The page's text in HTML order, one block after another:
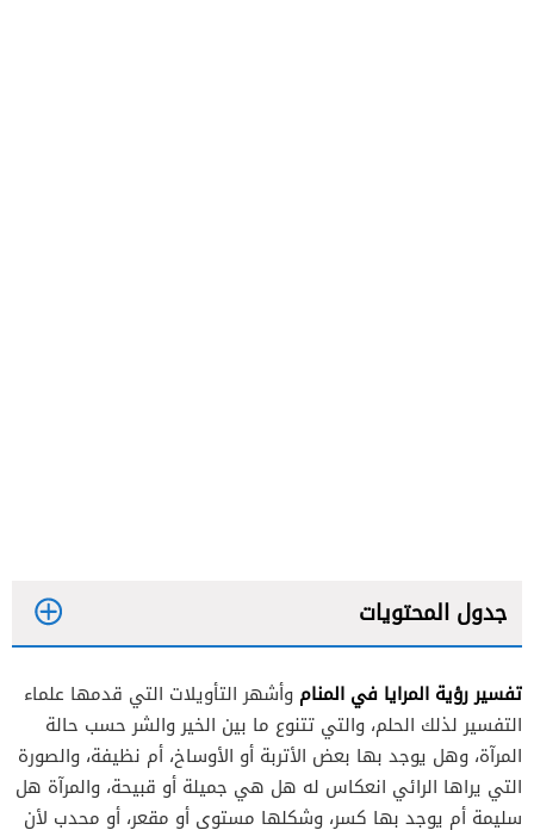
جدول المحتويات
تفسير رؤية المرايا في المنام وأشهر التأويلات التي قدمها علماء
التفسير لذلك الحلم، والتي تتنوع ما بين الخير والشر حسب حالة
المرآة، وهل يوجد بها بعض الأتربة أو الأوساخ، أم نظيفة، والصورة
التي يراها الرائي انعكاس له هل هي جميلة أو قبيحة، والمرآة هل
سليمة أم يوجد بها كسر، وشكلها مستوى أو مقعر، أو محدب لأن